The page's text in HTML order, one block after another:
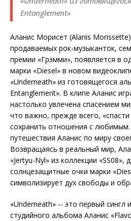
Entanglement»
Аланис Морисет (Alanis
продаваемых рок-музыканток,
премии «Грэмми», появляется в
марки «Diesel» в новом
«Underneath» из готовящегося
Entanglement». В клипе Аланис
настолько увлечена спасением
что важно, прежде всего, «спасти
сохранить отношения с любимым.
путешествия Аланис по миру
Возвращаясь в реальный мир,
«Jertyu-Nyl» из коллекции «SS08»,
солнцезащитные очки марки
символизирует дух свободы и
«Underneath» -- это первый сингл
студийного альбома Аланис